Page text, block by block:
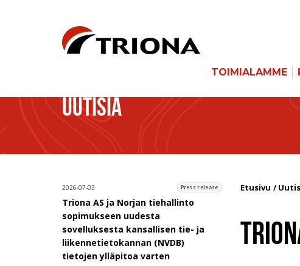
TOIMIALAMME
UUTISIA
2026-07-03 Press release
Triona AS ja Norjan tiehallinto
sopimukseen uudesta
sovelluksesta kansallisen tie- ja
liikennetietokannan (NVDB)
tietojen ylläpitoa varten
Etusivu